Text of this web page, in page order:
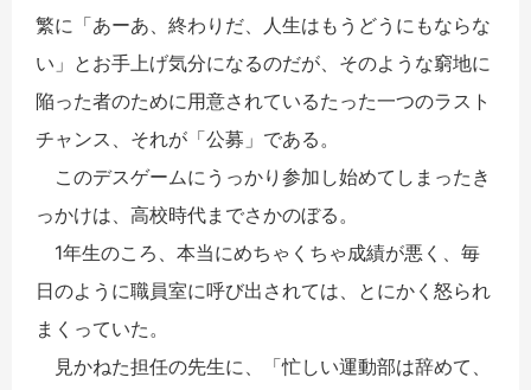
繁に「あーあ、終わりだ、人生はもうどうにもならな
い」とお手上げ気分になるのだが、そのような窮地に
陥った者のために用意されているたった一つのラスト
チャンス、それが「公募」である。
このデスゲームにうっかり参加し始めてしまったき
っかけは、高校時代までさかのぼる。
1年生のころ、本当にめちゃくちゃ成績が悪く、毎
日のように職員室に呼び出されては、とにかく怒られ
まくっていた。
見かねた担任の先生に、「忙しい運動部は辞めて、